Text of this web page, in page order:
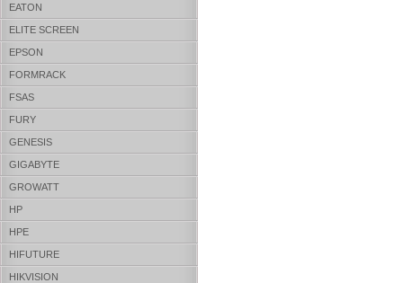
EATON
ELITE SCREEN
EPSON
FORMRACK
FSAS
FURY
GENESIS
GIGABYTE
GROWATT
HP
HPE
HIFUTURE
HIKVISION